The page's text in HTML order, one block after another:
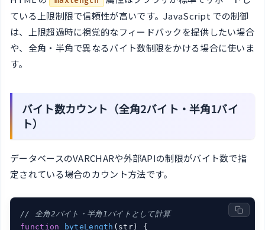
ている上限制限で信頼性が高いです。JavaScript での制御
は、上限超過時に視覚的なフィードバックを提供したい場合
や、全角・半角で異なるバイト数制限をかける場合に使いま
す。
バイト数カウント（全角2バイト・半角1バイ
ト）
データベースのVARCHARや外部APIの制限がバイト数で指
定されている場合のカウント方法です。
// 全角2バイト・半角1バイトとして計算
function
byteLength ( str) {